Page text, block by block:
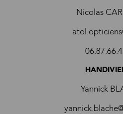
Nicolas
Yannick